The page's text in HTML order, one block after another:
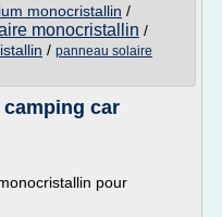
monocristallin /
monocristallin /
/ panneau solaire
car
pour